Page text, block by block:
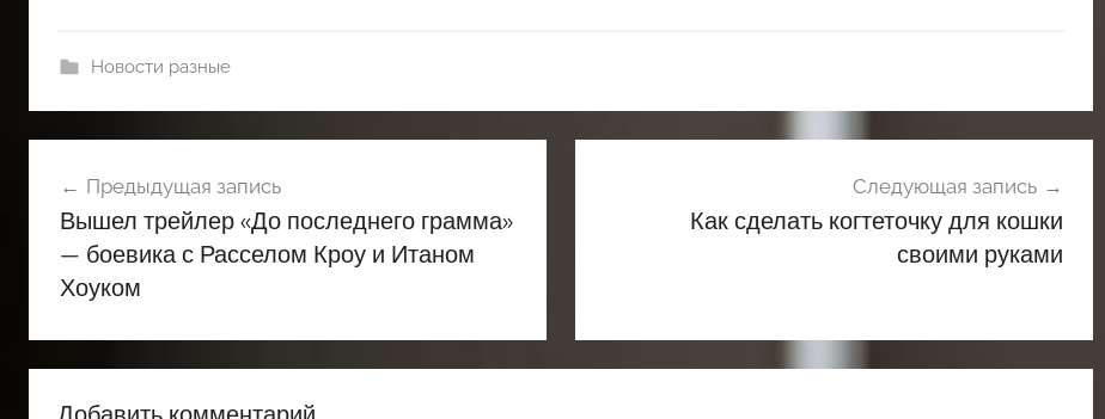
Новости разные
по
записям
Предыдущая запись
Вышел трейлер «До последнего грамма»
— боевика с Расселом Кроу и Итаном
Хоуком
Следующая запись
Как сделать когтеточку для кошки
своими руками